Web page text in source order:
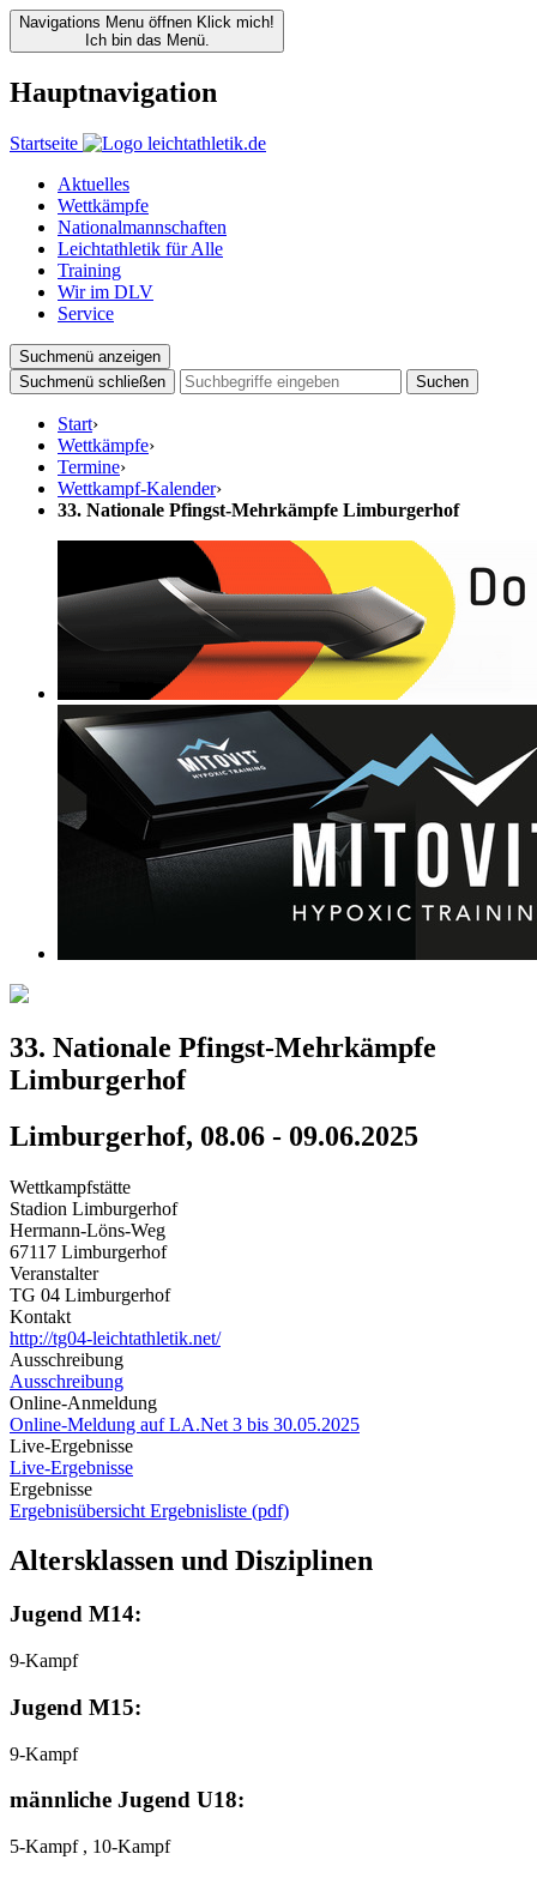
Navigations Menu öffnen Klick mich!
Ich bin das Menü.
Hauptnavigation
Startseite
Aktuelles
Wettkämpfe
Nationalmannschaften
Leichtathletik für Alle
Training
Wir im DLV
Service
Suchmenü anzeigen
Suchmenü schließen
Suchen
Start›
Wettkämpfe›
Termine›
Wettkampf-Kalender›
33. Nationale Pfingst-Mehrkämpfe Limburgerhof
33. Nationale Pfingst-Mehrkämpfe
Limburgerhof
Limburgerhof, 08.06 - 09.06.2025
Wettkampfstätte
Stadion Limburgerhof
Hermann-Löns-Weg
67117 Limburgerhof
Veranstalter
TG 04 Limburgerhof
Kontakt
http://tg04-leichtathletik.net/
Ausschreibung
Ausschreibung
Online-Anmeldung
Online-Meldung auf LA.Net 3 bis 30.05.2025
Live-Ergebnisse
Live-Ergebnisse
Ergebnisse
Ergebnisübersicht Ergebnisliste (pdf)
Altersklassen und Disziplinen
Jugend M14:
9-Kampf
Jugend M15:
9-Kampf
männliche Jugend U18:
5-Kampf , 10-Kampf